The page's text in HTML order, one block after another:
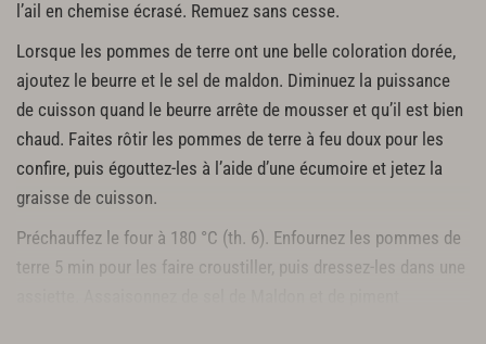
l’ail en chemise écrasé. Remuez sans cesse.
Lorsque les pommes de terre ont une belle coloration dorée,
ajoutez le beurre et le sel de maldon. Diminuez la puissance
de cuisson quand le beurre arrête de mousser et qu’il est bien
chaud. Faites rôtir les pommes de terre à feu doux pour les
confire, puis égouttez-les à l’aide d’une écumoire et jetez la
graisse de cuisson.
Préchauffez le four à 180 °C (th. 6). Enfournez les pommes de
terre 5 min pour les faire croustiller, puis dressez-les dans une